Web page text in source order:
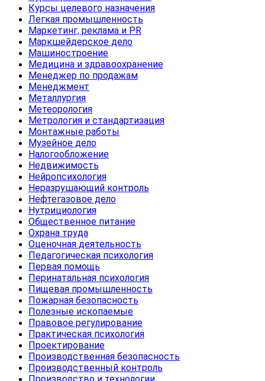
Курсы целевого назначения
Легкая промышленность
Маркетинг, реклама и PR
Маркшейдерское дело
Машиностроение
Медицина и здравоохранение
Менеджер по продажам
Менеджмент
Металлургия
Метеорология
Метрология и стандартизация
Монтажные работы
Музейное дело
Налогообложение
Недвижимость
Нейропсихология
Неразрушающий контроль
Нефтегазовое дело
Нутрициология
Общественное питание
Охрана труда
Оценочная деятельность
Педагогическая психология
Первая помощь
Перинатальная психология
Пищевая промышленность
Пожарная безопасность
Полезные ископаемые
Правовое регулирование
Практическая психология
Проектирование
Производственная безопасность
Производственный контроль